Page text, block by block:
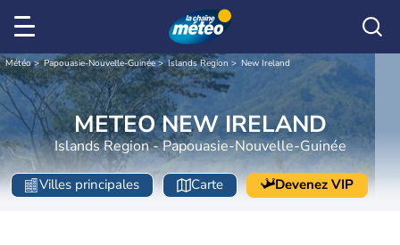
Météo Papouasie-Nouvelle-Guinée Islands Region New Ireland
METEO NEW IRELAND
Islands Region - Papouasie-Nouvelle-Guinée
Villes principales Carte Devenez VIP